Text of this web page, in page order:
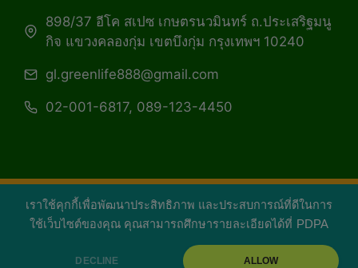
เราใช้คุกกี้เพื่อพัฒนาประสิทธิภาพ และประสบการณ์ที่ดีในการ
ใช้เว็บไซต์ของคุณ คุณสามารถศึกษารายละเอียดได้ที่ PDPA
DECLINE ALLOW
898/37 อีโค สเปซ เกษตรนวมินทร์ ถ.ประเสริฐมนู
กิจ แขวงคลองกุ่ม เขตบึงกุ่ม กรุงเทพฯ 10240
gl.greenlife888@gmail.com
02-001-6817, 089-123-4450
Copyright 2026 — Green Life Plus mag | กรีน
ไลฟ์พลัส หนังสือมีชีวิต